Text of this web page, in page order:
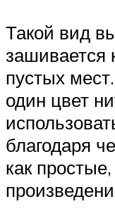
Такой вид
зашивается
пустых
один цвет
благодаря
как